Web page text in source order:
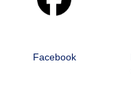
Facebook